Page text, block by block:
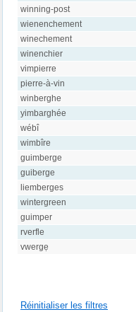
winning-post
wienenchement
winechement
winenchier
vimpierre
pierre-à-vin
winberghe
yimbarghée
wébî
wimbîre
guimberge
guiberge
liemberges
wintergreen
guimper
rverfle
vwergẹ
Réinitialiser les filtres